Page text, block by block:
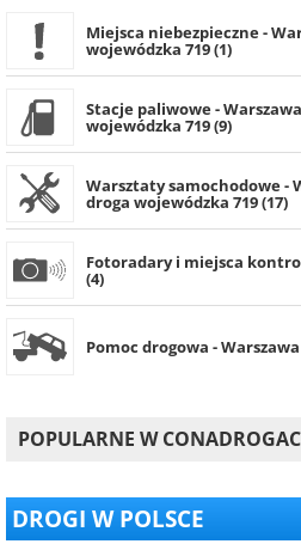
Miejsca niebezpieczne -
wojewódzka 719 (1)
Stacje paliwowe -
wojewódzka 719 (9)
Warsztaty samochodowe -
droga wojewódzka 719 (17)
Fotoradary i miejsca
(4)
Pomoc drogowa -
POPULARNE W
DROGI W POLSCE